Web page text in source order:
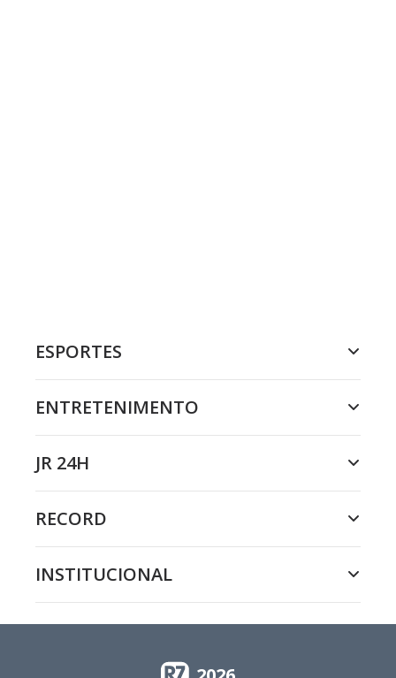
ESPORTES
ENTRETENIMENTO
JR 24H
RECORD
INSTITUCIONAL